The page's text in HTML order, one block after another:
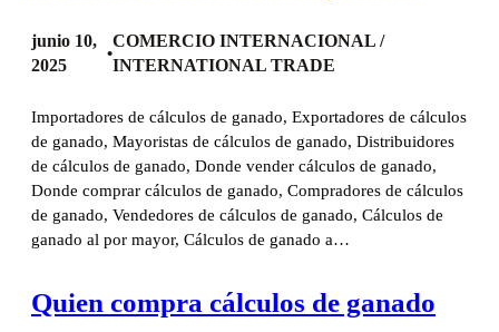
junio 10,
2025
•
COMERCIO INTERNACIONAL /
INTERNATIONAL TRADE
Importadores de cálculos de ganado, Exportadores de cálculos
de ganado, Mayoristas de cálculos de ganado, Distribuidores
de cálculos de ganado, Donde vender cálculos de ganado,
Donde comprar cálculos de ganado, Compradores de cálculos
de ganado, Vendedores de cálculos de ganado, Cálculos de
ganado al por mayor, Cálculos de ganado a…
Quien compra cálculos de ganado